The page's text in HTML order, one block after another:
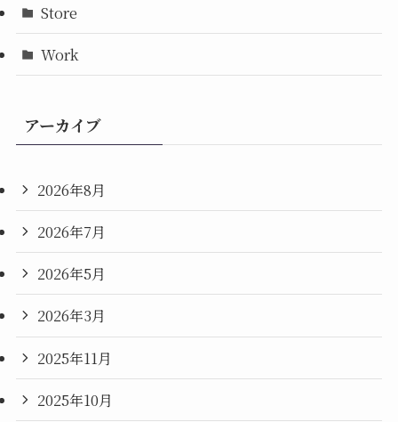
Store
Work
アーカイブ
2026年8月
2026年7月
2026年5月
2026年3月
2025年11月
2025年10月